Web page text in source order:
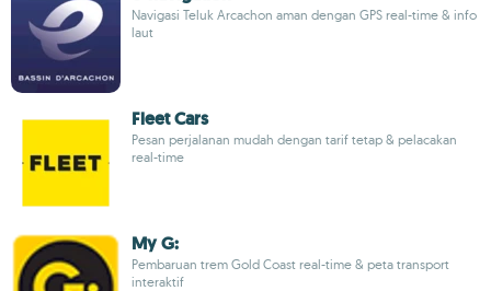
Navigasi Teluk Arcachon aman dengan GPS real-time & info
laut
Fleet Cars
Pesan perjalanan mudah dengan tarif tetap & pelacakan
real-time
My G:
Pembaruan trem Gold Coast real-time & peta transport
interaktif